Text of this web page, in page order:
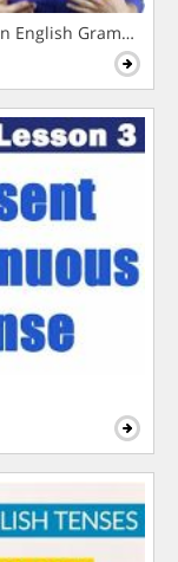
English Grammar